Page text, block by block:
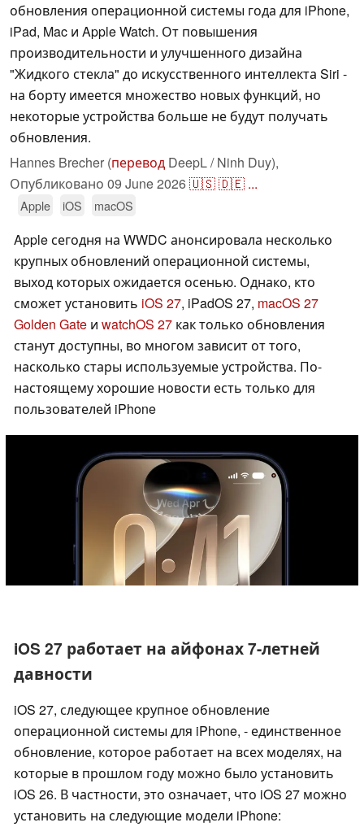
обновления операционной системы года для iPhone,
iPad, Mac и Apple Watch. От повышения
производительности и улучшенного дизайна
"Жидкого стекла" до искусственного интеллекта Siri -
на борту имеется множество новых функций, но
некоторые устройства больше не будут получать
обновления.
Hannes Brecher (перевод DeepL / Ninh Duy),
Опубликовано 09 June 2026🇺🇸🇩🇪 ...
Apple iOS macOS
Apple сегодня на WWDC анонсировала несколько
крупных обновлений операционной системы,
выход которых ожидается осенью. Однако, кто
сможет установить iOS 27, iPadOS 27, macOS 27
Golden Gate и watchOS 27 как только обновления
станут доступны, во многом зависит от того,
насколько стары используемые устройства. По-
настоящему хорошие новости есть только для
пользователей iPhone
iOS 27 работает на айфонах 7-летней
давности
iOS 27, следующее крупное обновление
операционной системы для iPhone, - единственное
обновление, которое работает на всех моделях, на
которые в прошлом году можно было установить
iOS 26. В частности, это означает, что iOS 27 можно
установить на следующие модели iPhone: